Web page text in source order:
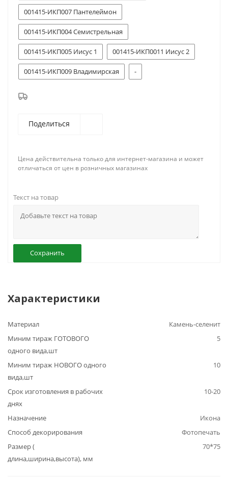
001415-ИКП007 Пантелеймон
001415-ИКП004 Семистрельная
001415-ИКП005 Иисус 1 001415-ИКП0011 Иисус 2
001415-ИКП009 Владимирская -
Поделиться
Цена действительна только для интернет-магазина и может
отличаться от цен в розничных магазинах
Текст на товар
Сохранить
Характеристики
Материал
Камень-селенит
Миним тираж ГОТОВОГО
одного вида,шт
5
Миним тираж НОВОГО одного
вида,шт
10
Срок изготовления в рабочих
днях
10-20
Назначение
Икона
Способ декорирования
Фотопечать
Размер (
длина,ширина,высота), мм
70*75